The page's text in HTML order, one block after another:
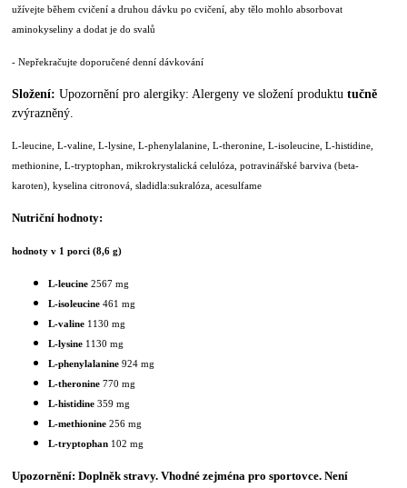
užívejte během cvičení a druhou dávku po cvičení, aby tělo mohlo absorbovat
aminokyseliny a dodat je do svalů
- Nepřekračujte doporučené denní dávkování
Složení:Upozornění pro alergiky: Alergeny ve složení produktutučně
zvýrazněný.
L-leucine, L-valine, L-lysine, L-phenylalanine, L-theronine, L-isoleucine, L-histidine,
methionine, L-tryptophan,mikrokrystalická celulóza ,potravinářské barviva (beta-
karoten) ,kyselina citronová ,sladidla:sukralóza, acesulfame
Nutriční hodnoty:
hodnoty v 1 porci (8,6 g)
L-leucine2567 mg
L-isoleucine 461 mg
L-valine 1130 mg
L-lysine 1130 mg
L-phenylalanine 924 mg
L-theronine 770 mg
L-histidine359 mg
L-methionine 256 mg
L-tryptophan 102 mg
Upozornění:Doplněk stravy. Vhodné zejména pro sportovce. Není